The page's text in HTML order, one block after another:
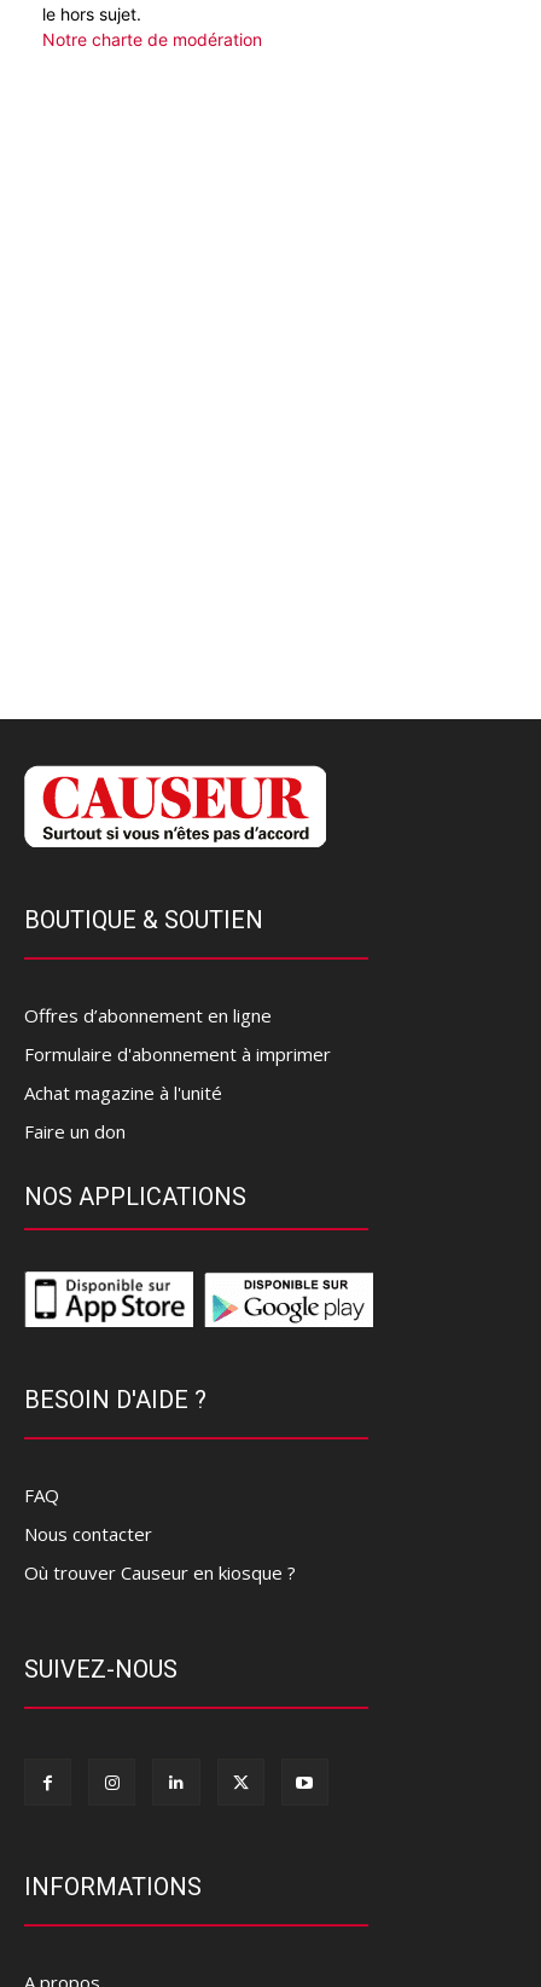
le hors sujet.
Notre charte de modération
BOUTIQUE & SOUTIEN
Offres d’abonnement en ligne
Formulaire d'abonnement à imprimer
Achat magazine à l'unité
Faire un don
NOS APPLICATIONS
BESOIN D'AIDE ?
FAQ
Nous contacter
Où trouver Causeur en kiosque ?
SUIVEZ-NOUS
INFORMATIONS
A propos